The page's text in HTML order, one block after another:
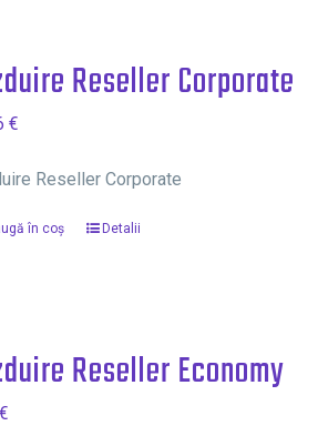
Reseller Corporate
€
Reseller Corporate
în coș Detalii
Reseller Economy
€